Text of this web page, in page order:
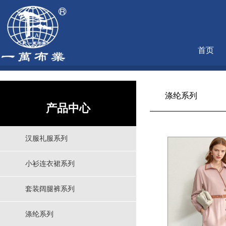
首页
产品中心
汉服礼服系列
小衫连衣裙系列
套装阔腿裤系列
涤纶系列
涤纶系列